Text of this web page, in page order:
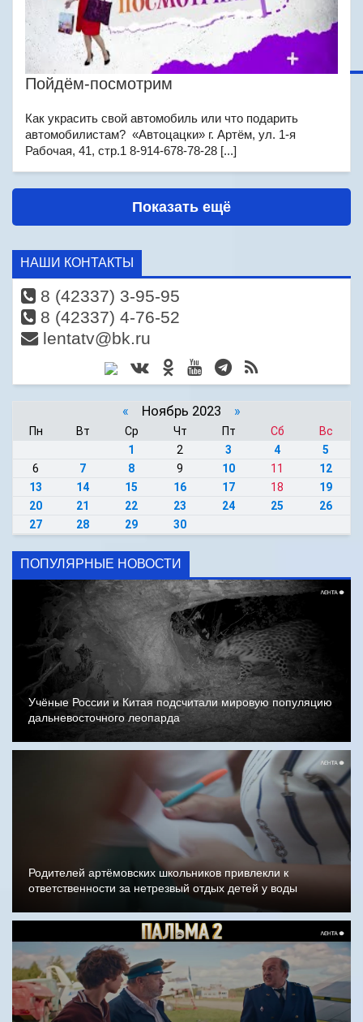
Пойдём-посмотрим
Как украсить свой автомобиль или что подарить
автомобилистам? «Автоцацки» г. Артём, ул. 1-я
Рабочая, 41, стр.1 8-914-678-78-28 [...]
Показать ещё
НАШИ КОНТАКТЫ
8 (42337) 3-95-95
8 (42337) 4-76-52
lentatv@bk.ru
« Ноябрь 2023 »
Пн Вт Ср Чт Пт Сб
Вс
1
2 3 4
5
6
7 8 9 10 11
12
13
14 15 16 17 18
19
20
21 22 23 24 25
26
27
28 29 30
ПОПУЛЯРНЫЕ НОВОСТИ
Учёные России и Китая подсчитали мировую популяцию
дальневосточного леопарда
Родителей артёмовских школьников привлекли к
ответственности за нетрезвый отдых детей у воды